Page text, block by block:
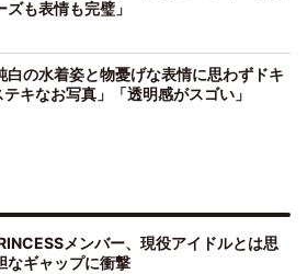
ズも表情も完璧」
白の水着姿と物憂げな表情に思わずドキ
キなお写真」「透明感がスゴい」
メンバー、現役アイドルとは思
なギャップに衝撃